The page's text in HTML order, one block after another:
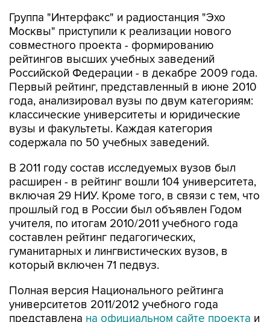
Группа "Интерфакс" и радиостанция "Эхо
Москвы" приступили к реализации нового
совместного проекта - формированию
рейтингов высших учебных заведений
Российской Федерации - в декабре 2009 года.
Первый рейтинг, представленный в июне 2010
года, анализировал вузы по двум категориям:
классические университеты и юридические
вузы и факультеты. Каждая категория
содержала по 50 учебных заведений.
В 2011 году состав исследуемых вузов был
расширен - в рейтинг вошли 104 университета,
включая 29 НИУ. Кроме того, в связи с тем, что
прошлый год в России был объявлен Годом
учителя, по итогам 2010/2011 учебного года
составлен рейтинг педагогических,
гуманитарных и лингвистических вузов, в
который включен 71 педвуз.
Полная версия Национального рейтинга
университетов 2011/2012 учебного года
представлена на официальном сайте проекта и